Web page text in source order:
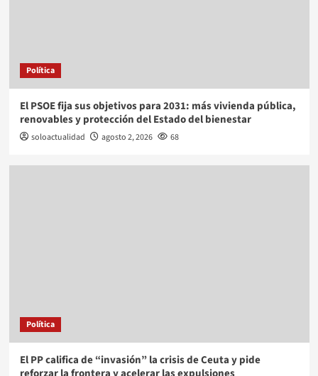
Política
El PSOE fija sus objetivos para 2031: más vivienda pública,
renovables y protección del Estado del bienestar
soloactualidad agosto 2, 2026 68
Política
El PP califica de “invasión” la crisis de Ceuta y pide